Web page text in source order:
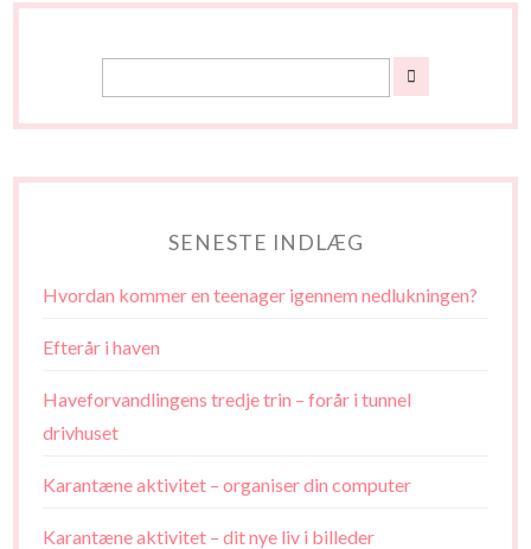
SENESTE INDLÆG
Hvordan kommer en teenager igennem nedlukningen?
Efterår i haven
Haveforvandlingens tredje trin – forår i tunnel
drivhuset
Karantæne aktivitet – organiser din computer
Karantæne aktivitet – dit nye liv i billeder